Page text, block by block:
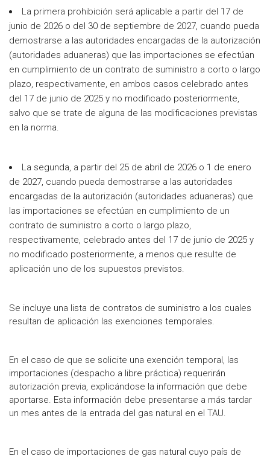
La primera prohibición será aplicable a partir del 17 de
junio de 2026 o del 30 de septiembre de 2027, cuando pueda
demostrarse a las autoridades encargadas de la autorización
(autoridades aduaneras) que las importaciones se efectúan
en cumplimiento de un contrato de suministro a corto o largo
plazo, respectivamente, en ambos casos celebrado antes
del 17 de junio de 2025 y no modificado posteriormente,
salvo que se trate de alguna de las modificaciones previstas
en la norma.
La segunda, a partir del 25 de abril de 2026 o 1 de enero
de 2027, cuando pueda demostrarse a las autoridades
encargadas de la autorización (autoridades aduaneras) que
las importaciones se efectúan en cumplimiento de un
contrato de suministro a corto o largo plazo,
respectivamente, celebrado antes del 17 de junio de 2025 y
no modificado posteriormente, a menos que resulte de
aplicación uno de los supuestos previstos.
Se incluye una lista de contratos de suministro a los cuales
resultan de aplicación las exenciones temporales.
En el caso de que se solicite una exención temporal, las
importaciones (despacho a libre práctica) requerirán
autorización previa, explicándose la información que debe
aportarse. Esta información debe presentarse a más tardar
un mes antes de la entrada del gas natural en el TAU.
En el caso de importaciones de gas natural cuyo país de